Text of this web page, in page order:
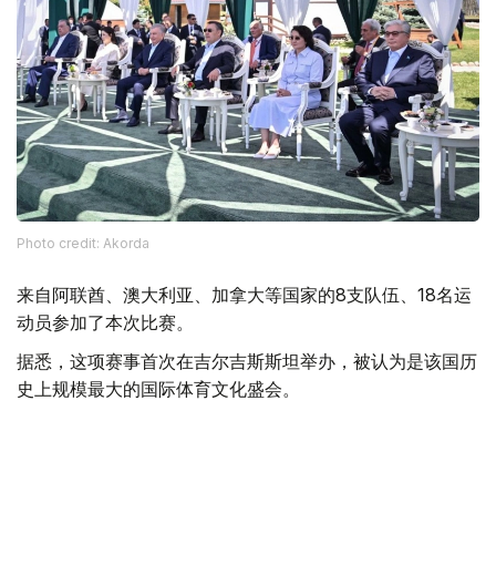
Photo credit: Akorda
来自阿联酋、澳大利亚、加拿大等国家的8支队伍、18名运
动员参加了本次比赛。
据悉，这项赛事首次在吉尔吉斯斯坦举办，被认为是该国历
史上规模最大的国际体育文化盛会。